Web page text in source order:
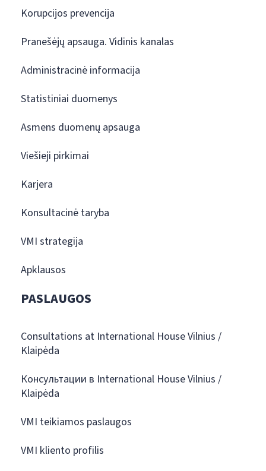
Korupcijos prevencija
Pranešėjų apsauga. Vidinis kanalas
Administracinė informacija
Statistiniai duomenys
Asmens duomenų apsauga
Viešieji pirkimai
Karjera
Konsultacinė taryba
VMI strategija
Apklausos
PASLAUGOS
Consultations at International House Vilnius /
Klaipėda
Консультации в International House Vilnius /
Klaipėda
VMI teikiamos paslaugos
VMI kliento profilis